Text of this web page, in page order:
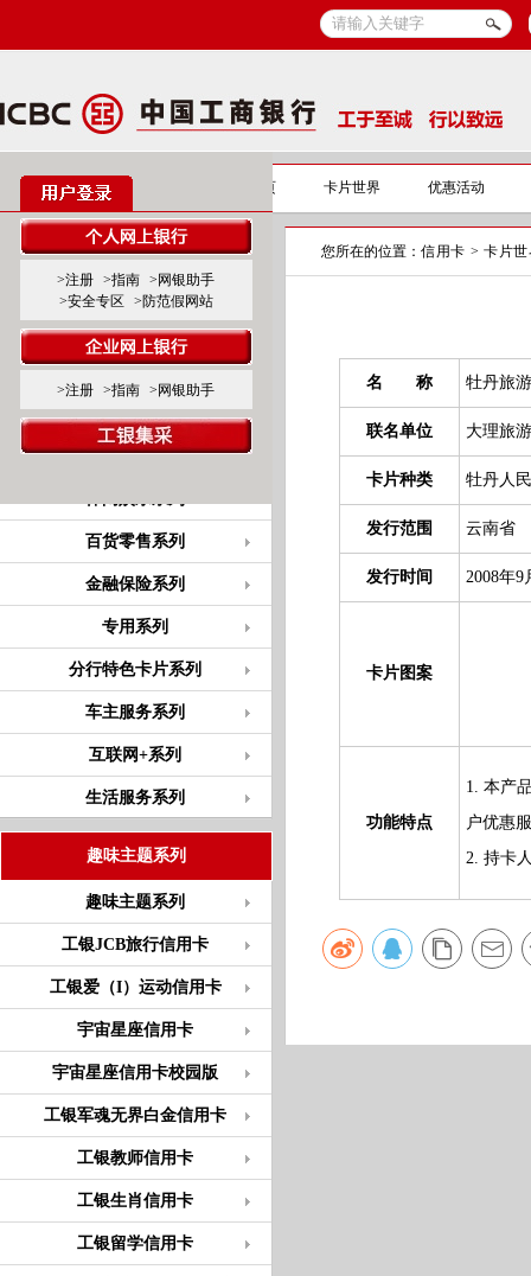
>注册 >指南
>网银助手
>安全专区
>防范假网站
>注册 >指南 >网银助手
信用卡 信用卡首页 卡片世界 优惠活动
标准卡产品系列
标准白金卡
标准金、普卡
联名卡产品系列
商旅服务系列
百货零售系列
金融保险系列
专用系列
分行特色卡片系列
车主服务系列
互联网+系列
生活服务系列
趣味主题系列
趣味主题系列
工银JCB旅行信用卡
工银爱（I）运动信用卡
宇宙星座信用卡
宇宙星座信用卡校园版
工银军魂无界白金信用卡
工银教师信用卡
工银生肖信用卡
工银留学信用卡
您所在的位置： 信用卡 > 卡片
名 称 牡丹旅
联名单位 大理旅
卡片种类 牡丹人
发行范围 云南省
发行时间 2008年9
卡片图案
功能特点
1. 本产
户优惠
2. 持卡